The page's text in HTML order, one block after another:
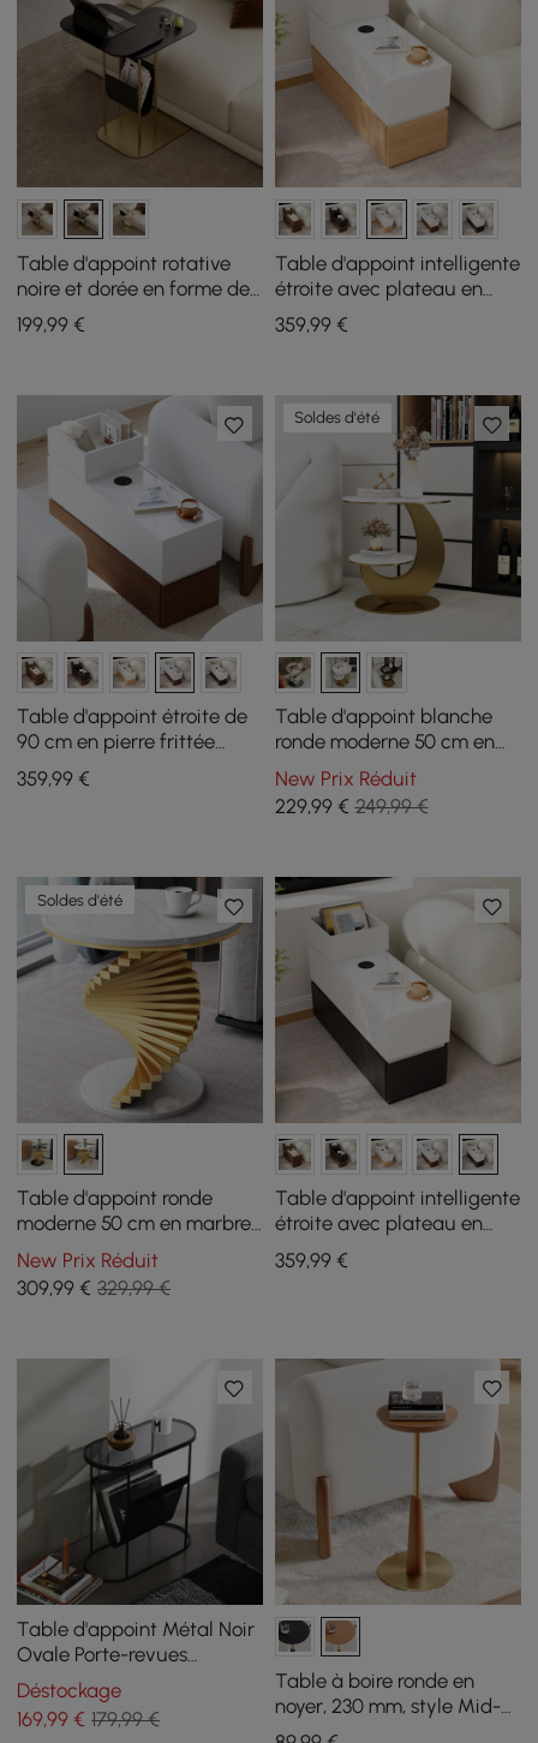
Table d'appoint rotative
noire et dorée en forme de
C avec rangement
199,99 €
Table d'appoint intelligente
étroite avec plateau en
pierre frittée avec
rangement
359,99€
Table d'appoint étroite de
90 cm en pierre frittée
avec USB et rangement
359,99 €
Soldes d'été
Table d'appoint blanche
ronde moderne 50 cm en
pierre frittée, à 2 niveaux
New Prix Réduit
229,99€ 249,99 €
Soldes d'été
Table d'appoint ronde
moderne 50 cm en marbre
artificiel blanc
New Prix Réduit
309,99 € 329,99 €
Table d'appoint intelligente
étroite avec plateau en
pierre frittée avec
rangement
359,99€
Table d'appoint Métal Noir
Ovale Porte-revues
Canapé de Nuit
Déstockage
169,99 € 179,99 €
Table à boire ronde en
noyer, 230 mm, style Mid-
Century